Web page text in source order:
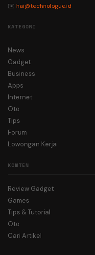
✉️ hai@technologue.id
KATEGORI
News
Gadget
Business
Apps
Internet
Oto
Tips
Forum
Lowongan Kerja
KONTEN
Review Gadget
Games
Tips & Tutorial
Oto
Cari Artikel